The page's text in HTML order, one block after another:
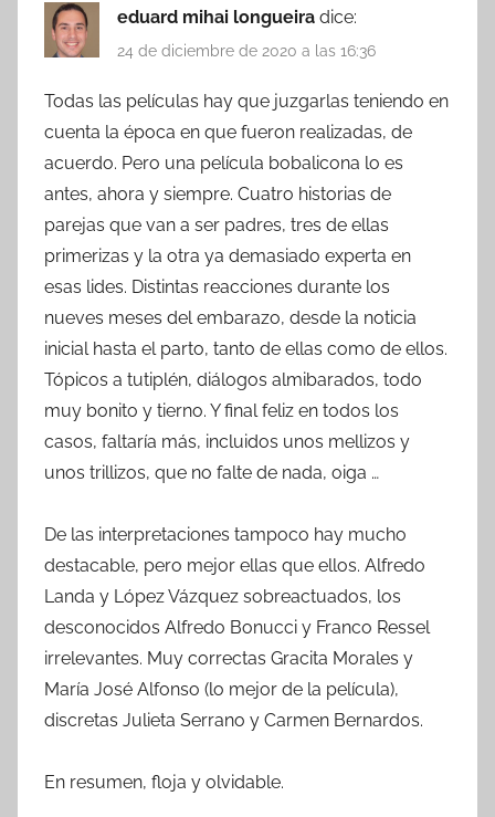
eduard mihai longueira dice:
24 de diciembre de 2020 a las 16:36
Todas las películas hay que juzgarlas teniendo en
cuenta la época en que fueron realizadas, de
acuerdo. Pero una película bobalicona lo es
antes, ahora y siempre. Cuatro historias de
parejas que van a ser padres, tres de ellas
primerizas y la otra ya demasiado experta en
esas lides. Distintas reacciones durante los
nueves meses del embarazo, desde la noticia
inicial hasta el parto, tanto de ellas como de ellos.
Tópicos a tutiplén, diálogos almibarados, todo
muy bonito y tierno. Y final feliz en todos los
casos, faltaría más, incluidos unos mellizos y
unos trillizos, que no falte de nada, oiga …
De las interpretaciones tampoco hay mucho
destacable, pero mejor ellas que ellos. Alfredo
Landa y López Vázquez sobreactuados, los
desconocidos Alfredo Bonucci y Franco Ressel
irrelevantes. Muy correctas Gracita Morales y
María José Alfonso (lo mejor de la película),
discretas Julieta Serrano y Carmen Bernardos.
En resumen, floja y olvidable.